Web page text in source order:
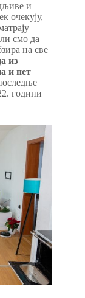
и
очекују,
смо да
на све
из
и пет
години